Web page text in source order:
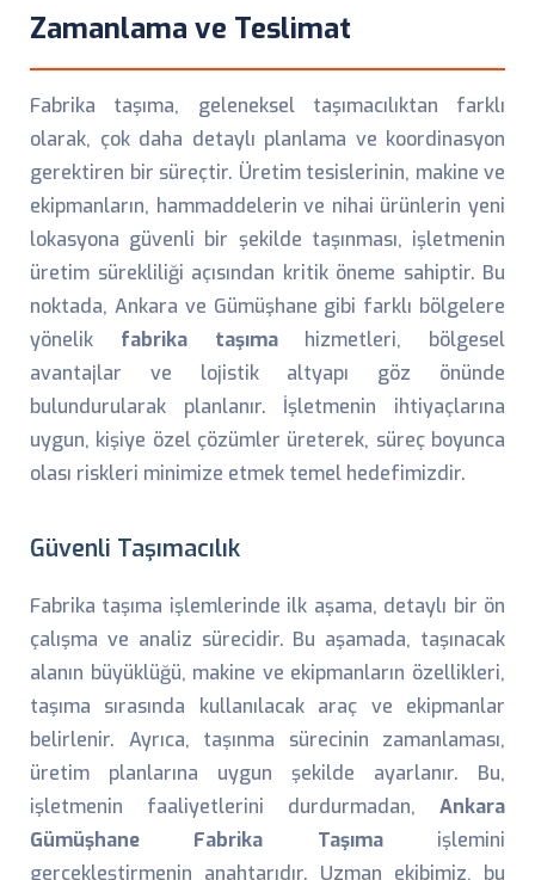
Zamanlama ve Teslimat
Fabrika taşıma, geleneksel taşımacılıktan farklı
olarak, çok daha detaylı planlama ve koordinasyon
gerektiren bir süreçtir. Üretim tesislerinin, makine ve
ekipmanların, hammaddelerin ve nihai ürünlerin yeni
lokasyona güvenli bir şekilde taşınması, işletmenin
üretim sürekliliği açısından kritik öneme sahiptir. Bu
noktada, Ankara ve Gümüşhane gibi farklı bölgelere
yönelik fabrika taşımahizmetleri, bölgesel
avantajlar ve lojistik altyapı göz önünde
bulundurularak planlanır. İşletmenin ihtiyaçlarına
uygun, kişiye özel çözümler üreterek, süreç boyunca
olası riskleri minimize etmek temel hedefimizdir.
Güvenli Taşımacılık
Fabrika taşıma işlemlerinde ilk aşama, detaylı bir ön
çalışma ve analiz sürecidir. Bu aşamada, taşınacak
alanın büyüklüğü, makine ve ekipmanların özellikleri,
taşıma sırasında kullanılacak araç ve ekipmanlar
belirlenir. Ayrıca, taşınma sürecinin zamanlaması,
üretim planlarına uygun şekilde ayarlanır. Bu,
işletmenin faaliyetlerini durdurmadan, Ankara
Gümüşhane Fabrika Taşımaişlemini
gerçekleştirmenin anahtarıdır. Uzman ekibimiz, bu